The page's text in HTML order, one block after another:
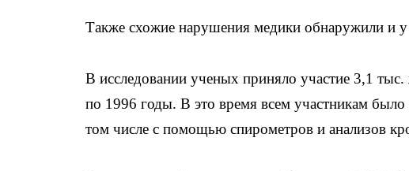
Также схожие нарушения медики обнаружили и у
В исследовании ученых приняло участие 3,1
по 1996 годы. В это время всем участникам
том числе с помощью спирометров и анализов